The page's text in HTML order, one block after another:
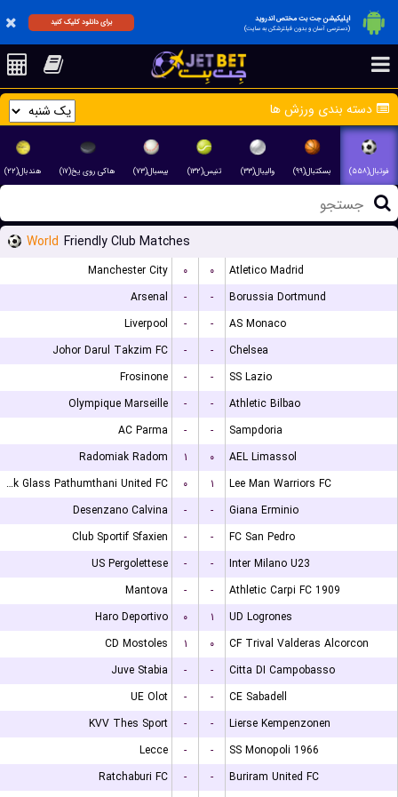
اپلیکیشن جت بت مختص اندروید
(دسترسی آسان و بدون فیلترشکن به سایت)
برای دانلود کلیک کنید
دسته بندی ورزش ها
فوتبال(۵۵۸) بسکتبال(۹۹) والیبال(۳۳) تنیس(۱۳۲) بیسبال(۷۳) هاکی روی یخ(۱۷) هندبال(۲۲)
World Friendly Club Matches
Manchester City ۰ ۰
Atletico Madrid
Arsenal
- -
Borussia Dortmund
Liverpool
- -
AS Monaco
Johor Darul Takzim FC
- -
Chelsea
Frosinone
- -
SS Lazio
Olympique Marseille
- -
Athletic Bilbao
AC Parma
- -
Sampdoria
Radomiak Radom
۱ ۰
AEL Limassol
Bangkok Glass Pathumthani United FC
۰ ۱
Lee Man Warriors FC
Desenzano Calvina
- -
Giana Erminio
Club Sportif Sfaxien
- -
FC San Pedro
US Pergolettese
- -
Inter Milano U23
Mantova
- -
Athletic Carpi FC 1909
Haro Deportivo
۰ ۱
UD Logrones
CD Mostoles
۱ ۰
CF Trival Valderas Alcorcon
Juve Stabia
- -
Citta DI Campobasso
UE Olot
- -
CE Sabadell
KVV Thes Sport
- -
Lierse Kempenzonen
Lecce
- -
SS Monopoli 1966
Ratchaburi FC
- -
Buriram United FC